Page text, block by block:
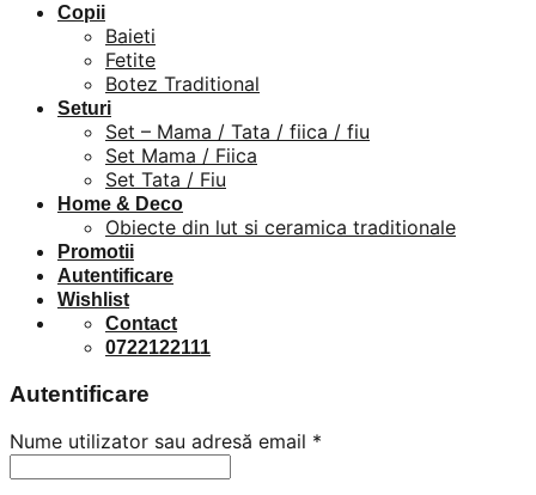
Copii
Baieti
Fetite
Botez Traditional
Seturi
Set – Mama / Tata / fiica / fiu
Set Mama / Fiica
Set Tata / Fiu
Home & Deco
Obiecte din lut si ceramica traditionale
Promotii
Autentificare
Wishlist
Contact
0722122111
Autentificare
Nume utilizator sau adresă email *